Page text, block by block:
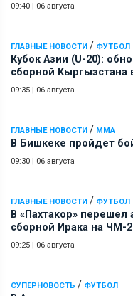
09:40 | 06 августа
ГЛАВНЫЕ НОВОСТИ / ФУТБОЛ
Кубок Азии (U-20):
сборной Кыргызстана
09:35 | 06 августа
ГЛАВНЫЕ НОВОСТИ / ММА
В Бишкеке пройдет
09:30 | 06 августа
ГЛАВНЫЕ НОВОСТИ / ФУТБОЛ
В «Пахтакор»
сборной Ирака на ЧМ-
09:25 | 06 августа
СУПЕРНОВОСТЬ / ФУТБОЛ